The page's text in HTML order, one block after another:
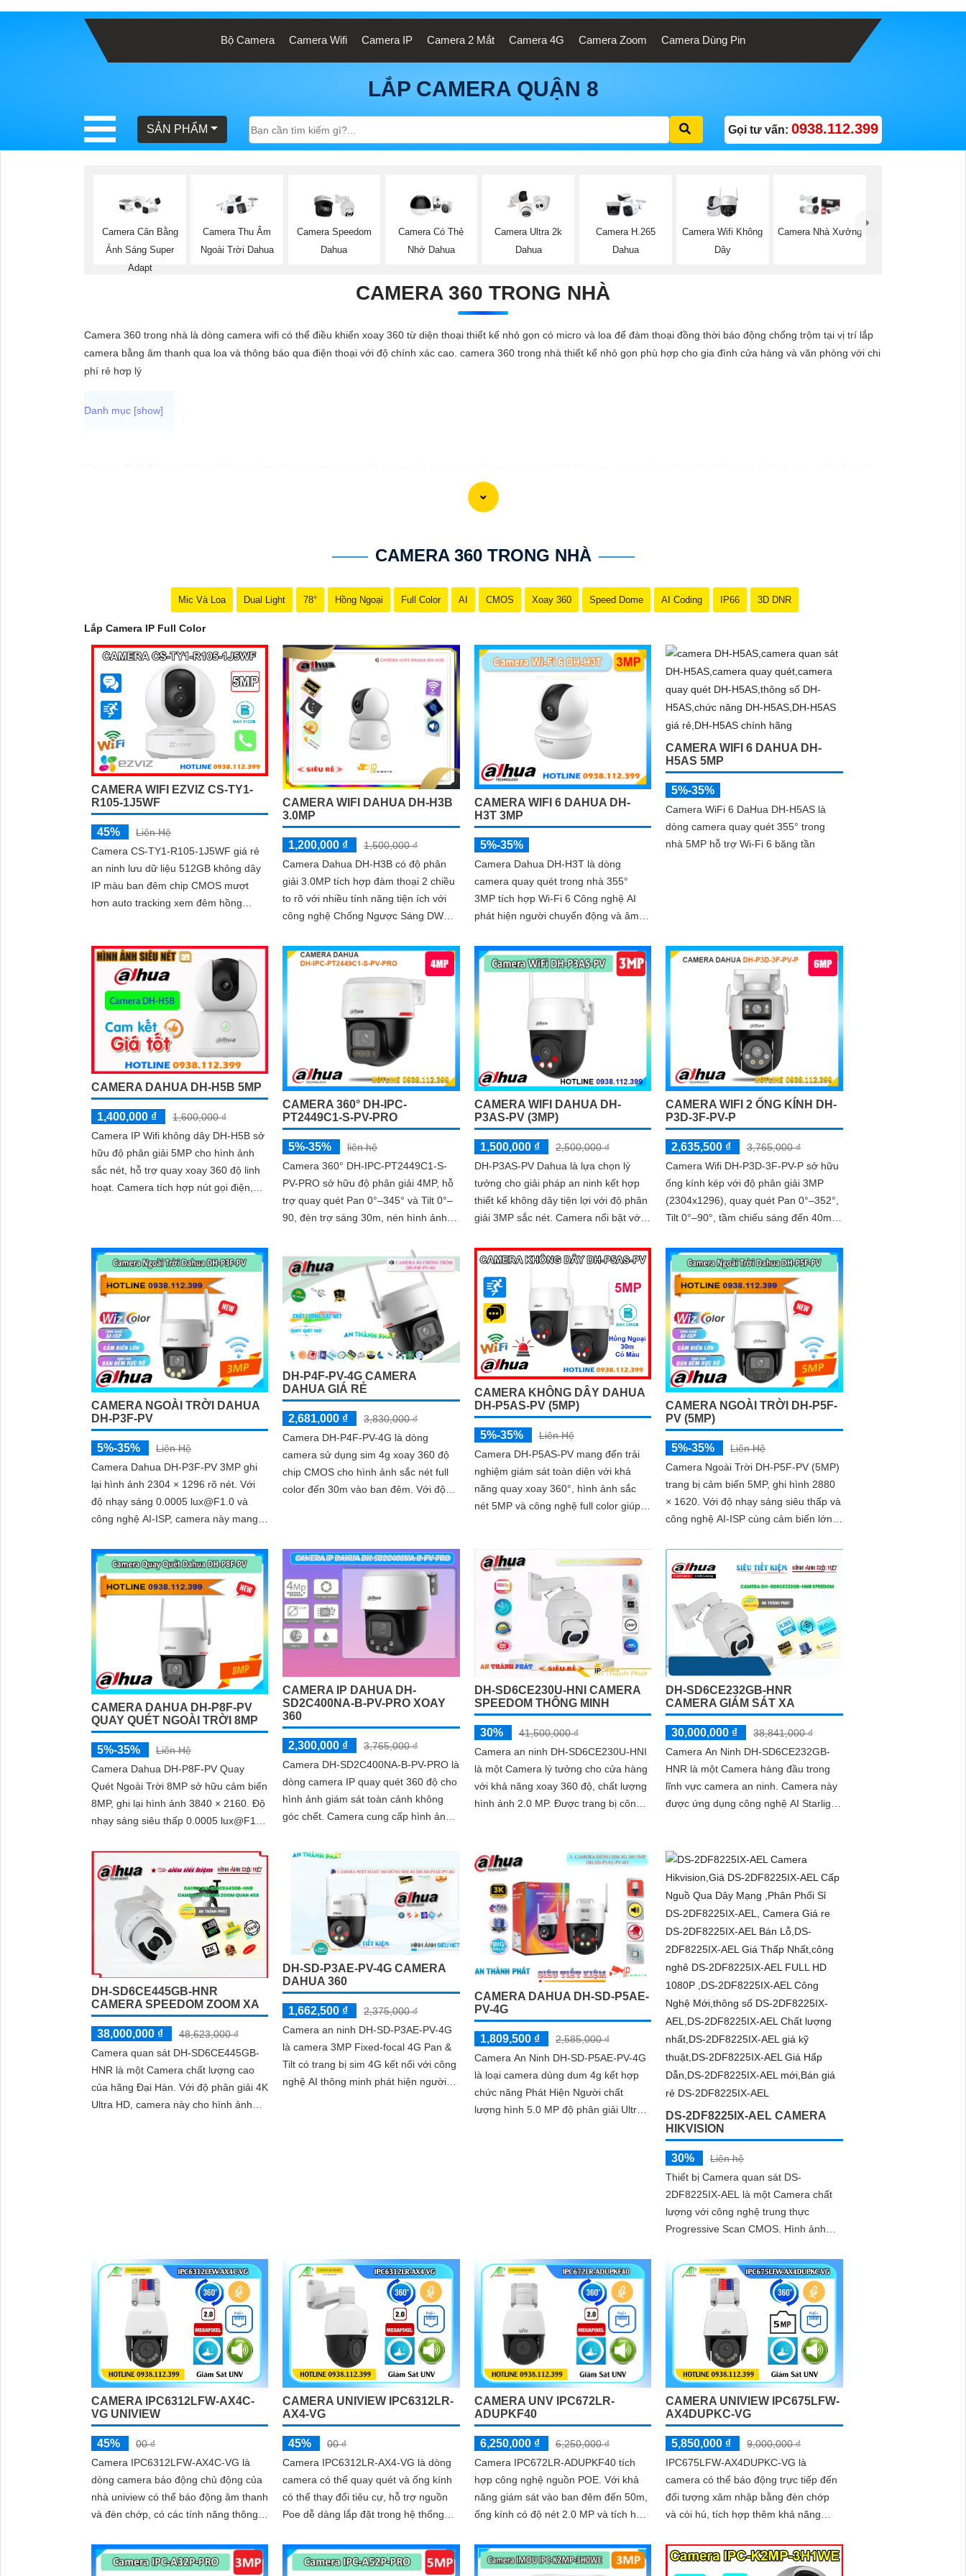
Bộ Camera Camera Wifi Camera IP Camera 2 Mắt Camera 4G Camera Zoom Camera Dùng Pin
LẮP CAMERA QUẬN 8
SẢN PHẨM Gọi tư vấn: 0938.112.399
Camera Cân Bằng
Ánh Sáng Super
Adapt
Camera Thu Âm
Ngoài Trời Dahua
Camera Speedom
Dahua
Camera Có Thẻ
Nhớ Dahua
Camera Ultra 2k
Dahua
Camera H.265
Dahua
Camera Wifi Không
Dây
Camera Nhà Xưởng
CAMERA 360 TRONG NHÀ
Camera 360 trong nhà là dòng camera wifi có thể điều khiển xoay 360 từ diện thoại thiết kế nhỏ gọn có micro và loa để đàm thoại đồng thời báo động chống trộm tại vị trí lắp
camera bằng âm thanh qua loa và thông báo qua điện thoại với độ chính xác cao. camera 360 trong nhà thiết kế nhỏ gọn phù hợp cho gia đình cửa hàng và văn phòng với chi
phí rẻ hơp lý
camera sẽ giúp bạn giám sát đầy đủ chi tiết và chính xác mọi hoạt động xung quanh, hình ảnh có màu ban đêm như ban ngày.
CAMERA 360 TRONG NHÀ
Mic Và Loa Dual Light 78° Hồng Ngoại Full Color AI CMOS Xoay 360 Speed Dome AI Coding IP66 3D DNR
Lắp Camera IP Full Color
CAMERA WIFI EZVIZ CS-TY1-
R105-1J5WF
45%
Liên Hệ
Camera CS-TY1-R105-1J5WF giá rẻ
an ninh lưu dữ liệu 512GB không dây
IP màu ban đêm chip CMOS mượt
hơn auto tracking xem đêm hồng
CAMERA WIFI DAHUA DH-H3B
3.0MP
1,200,000 ₫
1,500,000 ₫
Camera Dahua DH-H3B có độ phân
giải 3.0MP tích hợp đàm thoại 2 chiều
to rõ với nhiều tính năng tiện ích với
công nghệ Chống Ngược Sáng DWDR
chuyển động phân biệt người và
chuyển động khác, Hồng ngoại 10m
cho giám sát ban đêm sắc nét dù thiếu
ánh sáng
CAMERA WIFI 6 DAHUA DH-
H3T 3MP
5%-35%
Camera Dahua DH-H3T là dòng
camera quay quét trong nhà 355°
3MP tích hợp Wi-Fi 6 Công nghệ AI
phát hiện người chuyển động và âm
hồng ngoại tầm xa ban đêm 10m hỗ
trợ thẻ nhớ MicroSD 256GB ONVIF và
CAMERA WIFI 6 DAHUA DH-
H5AS 5MP
5%-35%
Camera WiFi 6 DaHua DH-H5AS là
dòng camera quay quét 355° trong
nhà 5MP hỗ trợ Wi-Fi 6 băng tần
CAMERA DAHUA DH-H5B 5MP
1,400,000 ₫
1,600,000 ₫
Camera IP Wifi không dây DH-H5B sở
hữu độ phân giải 5MP cho hình ảnh
sắc nét, hỗ trợ quay xoay 360 độ linh
hoạt. Camera tích hợp nút gọi điện,
CAMERA 360° DH-IPC-
PT2449C1-S-PV-PRO
5%-35%
liên hệ
Camera 360° DH-IPC-PT2449C1-S-
PV-PRO sở hữu độ phân giải 4MP, hỗ
trợ quay quét Pan 0°–345° và Tilt 0°–
90, đèn trợ sáng 30m, nén hình ảnh
lý WDR 120dB, BLC, HLC, 3D-NR
CAMERA WIFI DAHUA DH-
P3AS-PV (3MP)
1,500,000 ₫
2,500,000 ₫
DH-P3AS-PV Dahua là lựa chọn lý
tưởng cho giải pháp an ninh kết hợp
thiết kế không dây tiện lợi với độ phân
giải 3MP sắc nét. Camera nổi bật với
chính xác người và phương tiện, cảnh
CAMERA WIFI 2 ỐNG KÍNH DH-
P3D-3F-PV-P
2,635,500 ₫
3,765,000 ₫
Camera Wifi DH-P3D-3F-PV-P sở hữu
ống kính kép với độ phân giải 3MP
(2304x1296), quay quét Pan 0°–352°,
Tilt 0°–90°, tầm chiếu sáng đến 40m
camera này còn đạt chuẩn chống
nước IP66, hỗ trợ thẻ nhớ tối đa
256GB, kết nối Wi-Fi 2
CAMERA NGOÀI TRỜI DAHUA
DH-P3F-PV
5%-35%
Liên Hệ
Camera Dahua DH-P3F-PV 3MP ghi
lại hình ảnh 2304 × 1296 rõ nét. Với
độ nhạy sáng 0.0005 lux@F1.0 và
công nghệ AI-ISP, camera này mang
DH-P4F-PV-4G CAMERA
DAHUA GIÁ RẺ
2,681,000 ₫
3,830,000 ₫
Camera DH-P4F-PV-4G là dòng
camera sử dụng sim 4g xoay 360 độ
chip CMOS cho hình ảnh sắc nét full
color đến 30m vào ban đêm. Với độ
CAMERA KHÔNG DÂY DAHUA
DH-P5AS-PV (5MP)
5%-35%
Liên Hệ
Camera DH-P5AS-PV mang đến trải
nghiệm giám sát toàn diện với khả
năng quay xoay 360°, hình ảnh sắc
nét 5MP và công nghệ full color giúp
tầm nhìn hồng ngoại 30m, khe thẻ
nhớ đến 256GB cùng chuẩn chống
nước IP66 camera hoạt động ổn định
trong mọi điều kiện
CAMERA NGOÀI TRỜI DH-P5F-
PV (5MP)
5%-35%
Liên Hệ
Camera Ngoài Trời DH-P5F-PV (5MP)
trang bị cảm biến 5MP, ghi hình 2880
× 1620. Với độ nhạy sáng siêu thấp và
công nghệ AI-ISP cùng cảm biến lớn,
ngày lẫn đêm
CAMERA DAHUA DH-P8F-PV
QUAY QUÉT NGOÀI TRỜI 8MP
5%-35%
Liên Hệ
Camera Dahua DH-P8F-PV Quay
Quét Ngoài Trời 8MP sở hữu cảm biến
8MP, ghi lại hình ảnh 3840 × 2160. Độ
nhạy sáng siêu thấp 0.0005 lux@F1.0
lớn...
CAMERA IP DAHUA DH-
SD2C400NA-B-PV-PRO XOAY
360
2,300,000 ₫
3,765,000 ₫
Camera DH-SD2C400NA-B-PV-PRO là
dòng camera IP quay quét 360 độ cho
hình ảnh giám sát toàn cảnh không
góc chết. Camera cung cấp hình ảnh
lẫn đêm, hỗ trợ công nghệ phát hiện
người SMD 3
DH-SD6CE230U-HNI CAMERA
SPEEDOM THÔNG MINH
30%
41,500,000 ₫
Camera an ninh DH-SD6CE230U-HNI
là một Camera lý tưởng cho cửa hàng
với khả năng xoay 360 độ, chất lượng
hình ảnh 2.0 MP. Được trang bị công
DH-SD6CE232GB-HNR
CAMERA GIÁM SÁT XA
30,000,000 ₫
38,841,000 ₫
Camera An Ninh DH-SD6CE232GB-
HNR là một Camera hàng đầu trong
lĩnh vực camera an ninh. Camera này
được ứng dụng công nghệ AI Starlight,
DH-SD6CE445GB-HNR
CAMERA SPEEDOM ZOOM XA
38,000,000 ₫
48,623,000 ₫
Camera quan sát DH-SD6CE445GB-
HNR là một Camera chất lượng cao
của hãng Đại Hàn. Với độ phân giải 4K
Ultra HD, camera này cho hình ảnh
DH-SD-P3AE-PV-4G CAMERA
DAHUA 360
1,662,500 ₫
2,375,000 ₫
Camera an ninh DH-SD-P3AE-PV-4G
là camera 3MP Fixed-focal 4G Pan &
Tilt có trang bị sim 4G kết nối với công
nghệ AI thông minh phát hiện người
CAMERA DAHUA DH-SD-P5AE-
PV-4G
1,809,500 ₫
2,585,000 ₫
Camera An Ninh DH-SD-P5AE-PV-4G
là loại camera dùng dum 4g kết hợp
chức năng Phát Hiện Người chất
lượng hình 5.0 MP độ phân giải Ultra
DS-2DF8225IX-AEL CAMERA
HIKVISION
30%
Liên hệ
Thiết bị Camera quan sát DS-
2DF8225IX-AEL là một Camera chất
lượng với công nghệ trung thực
Progressive Scan CMOS. Hình ảnh
hồng ngoại lên đến 200m, tạo ra một
hình ảnh sáng đẹp
CAMERA IPC6312LFW-AX4C-
VG UNIVIEW
45%
00 ₫
Camera IPC6312LFW-AX4C-VG là
dòng camera báo động chủ động của
nhà uniview có thể báo động âm thanh
và đèn chớp, có các tính năng thông
người, mật độ đám đông, chụp khuôn
mặt, ống kính có thể zoom quang học
CAMERA UNIVIEW IPC6312LR-
AX4-VG
45%
00 ₫
Camera IPC6312LR-AX4-VG là dòng
camera có thể quay quét và ống kính
có thể thay đổi tiêu cự, hỗ trợ nguồn
Poe dễ dàng lắp đặt trong hệ thống
thoại 2 chiều trực tiếp, chống ngược
sáng WDR 120db, có thể hoạt động
CAMERA UNV IPC672LR-
ADUPKF40
6,250,000 ₫
6,250,000 ₫
Camera IPC672LR-ADUPKF40 tích
hợp công nghệ nguồn POE. Với khả
năng giám sát vào ban đêm đến 50m,
ống kính có độ nét 2.0 MP và tích hợp
Ultra265/H.265/H
CAMERA UNIVIEW IPC675LFW-
AX4DUPKC-VG
5,850,000 ₫
9,000,000 ₫
IPC675LFW-AX4DUPKC-VG là
camera có thể báo động trực tiếp đến
đối tượng xâm nhập bằng đèn chớp
và còi hú, tích hợp thêm khả năng
bị các tính năng thông minh như năng
ngăn chăn xâm nhập thông minh tránh